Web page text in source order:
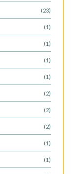
(23)
(1)
(1)
(1)
(1)
(2)
(2)
(2)
(1)
(1)